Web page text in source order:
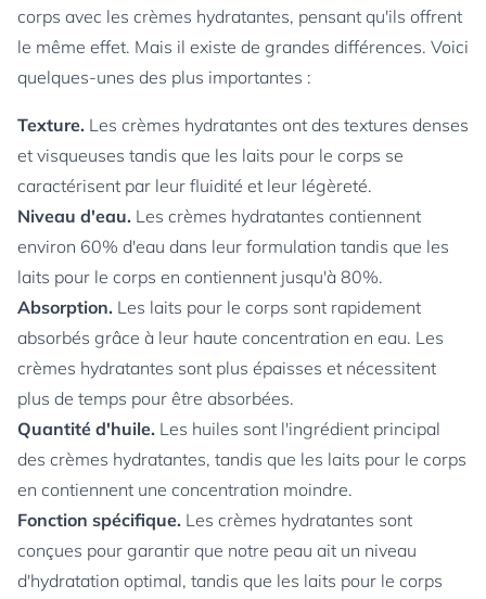
corps avec les crèmes hydratantes, pensant qu'ils offrent
le même effet. Mais il existe de grandes différences. Voici
quelques-unes des plus importantes :
Texture. Les crèmes hydratantes ont des textures denses
et visqueuses tandis que les laits pour le corps se
caractérisent par leur fluidité et leur légèreté.
Niveau d'eau. Les crèmes hydratantes contiennent
environ 60% d'eau dans leur formulation tandis que les
laits pour le corps en contiennent jusqu'à 80%.
Absorption. Les laits pour le corps sont rapidement
absorbés grâce à leur haute concentration en eau. Les
crèmes hydratantes sont plus épaisses et nécessitent
plus de temps pour être absorbées.
Quantité d'huile. Les huiles sont l'ingrédient principal
des crèmes hydratantes, tandis que les laits pour le corps
en contiennent une concentration moindre.
Fonction spécifique. Les crèmes hydratantes sont
conçues pour garantir que notre peau ait un niveau
d'hydratation optimal, tandis que les laits pour le corps